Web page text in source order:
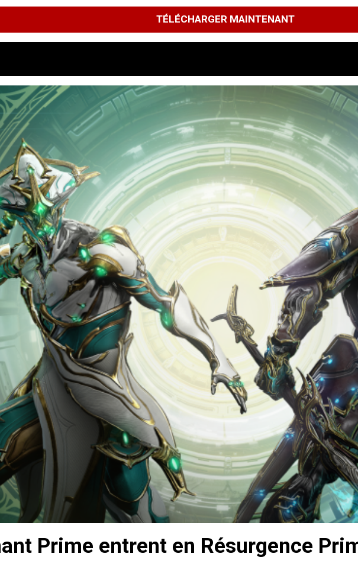
TÉLÉCHARGER MAINTENANT
Prime entrent en Résurgence